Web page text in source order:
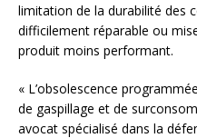
limitation de la durabilité des
difficilement réparable ou
produit moins performant.
« L’obsolescence
de gaspillage et de
avocat spécialisé dans la